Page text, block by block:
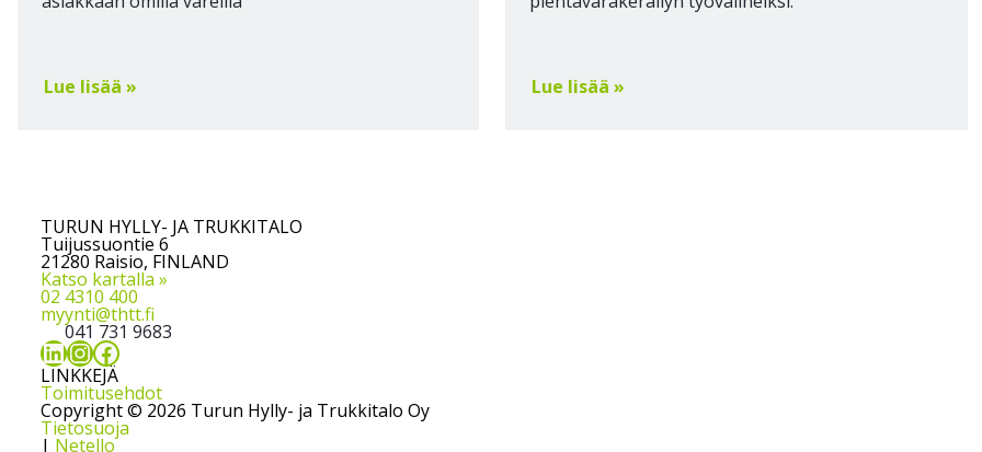
Lue lisää » Lue lisää »
TURUN HYLLY- JA TRUKKITALO
Tuijussuontie 6
21280 Raisio, FINLAND
Katso kartalla »
02 4310 400
myynti@thtt.fi
041 731 9683
LinkedIn
Instagram
Facebook
LINKKEJÄ
Toimitusehdot
Copyright © 2026 Turun Hylly- ja Trukkitalo Oy
Tietosuoja
| Netello